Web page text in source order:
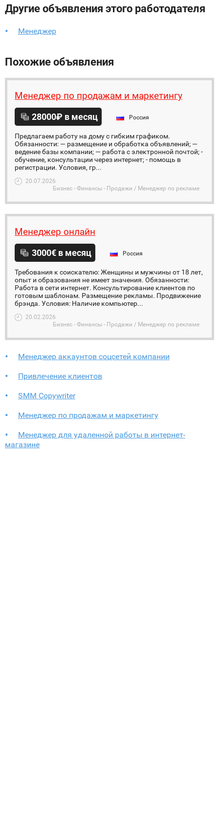
Другие объявления этого работодателя
Менеджер
Похожие объявления
Менеджер по продажам и маркетингу
28000₽ в месяц Россия
Предлагаем работу на дому с гибким графиком.
Обязанности: — размещение и обработка объявлений; —
ведение базы компании; — работа с электронной почтой; -
обучение, консультации через интернет; - помощь в
регистрации. Условия, гр...
20.07.2026
Бизнес - Финансы - Продажи / Менеджер по рекламе
Менеджер онлайн
3000€ в месяц Россия
Требования к соискателю: Женщины и мужчины от 18 лет,
опыт и образования не имеет значения. Обязанности:
Работа в сети интернет. Консультирование клиентов по
готовым шаблонам. Размещение рекламы. Продвижение
брэнда. Условия: Наличие компьютер...
20.02.2026
Бизнес - Финансы - Продажи / Менеджер по рекламе
Менеджер аккаунтов соцсетей компании
Привлечение клиентов
SMM Copywriter
Менеджер по продажам и маркетингу
Менеджер для удаленной работы в интернет-
магазине